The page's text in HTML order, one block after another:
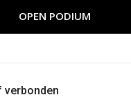
OPEN PODIUM
verbonden